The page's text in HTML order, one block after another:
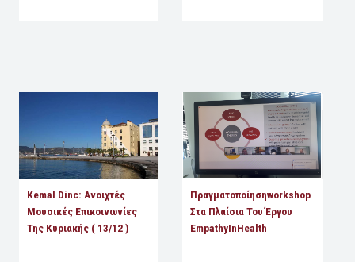
Kemal Dinc: Ανοιχτές
Μουσικές Επικοινωνίες
Της Κυριακής ( 13/12 )
Πραγματοποίησηworkshop
Στα Πλαίσια Του Έργου
EmpathyInHealth